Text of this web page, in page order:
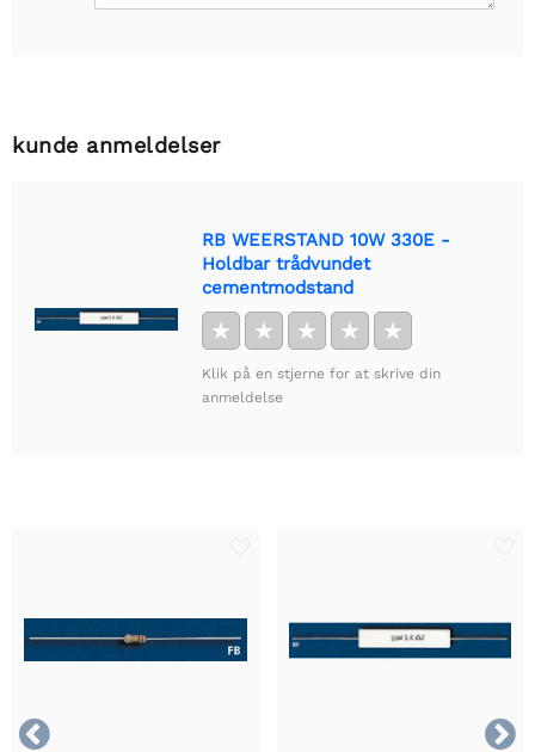
kunde anmeldelser
RB WEERSTAND 10W 330E -
Holdbar trådvundet
cementmodstand
★ ★ ★ ★ ★
Klik på en stjerne for at skrive din
anmeldelse

